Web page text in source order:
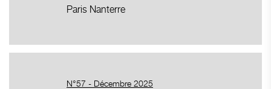
Paris Nanterre
N°57 - Décembre 2025